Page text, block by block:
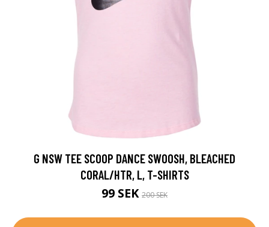
G NSW TEE SCOOP DANCE SWOOSH, BLEACHED
CORAL/HTR, L, T-SHIRTS
99 SEK 200 SEK